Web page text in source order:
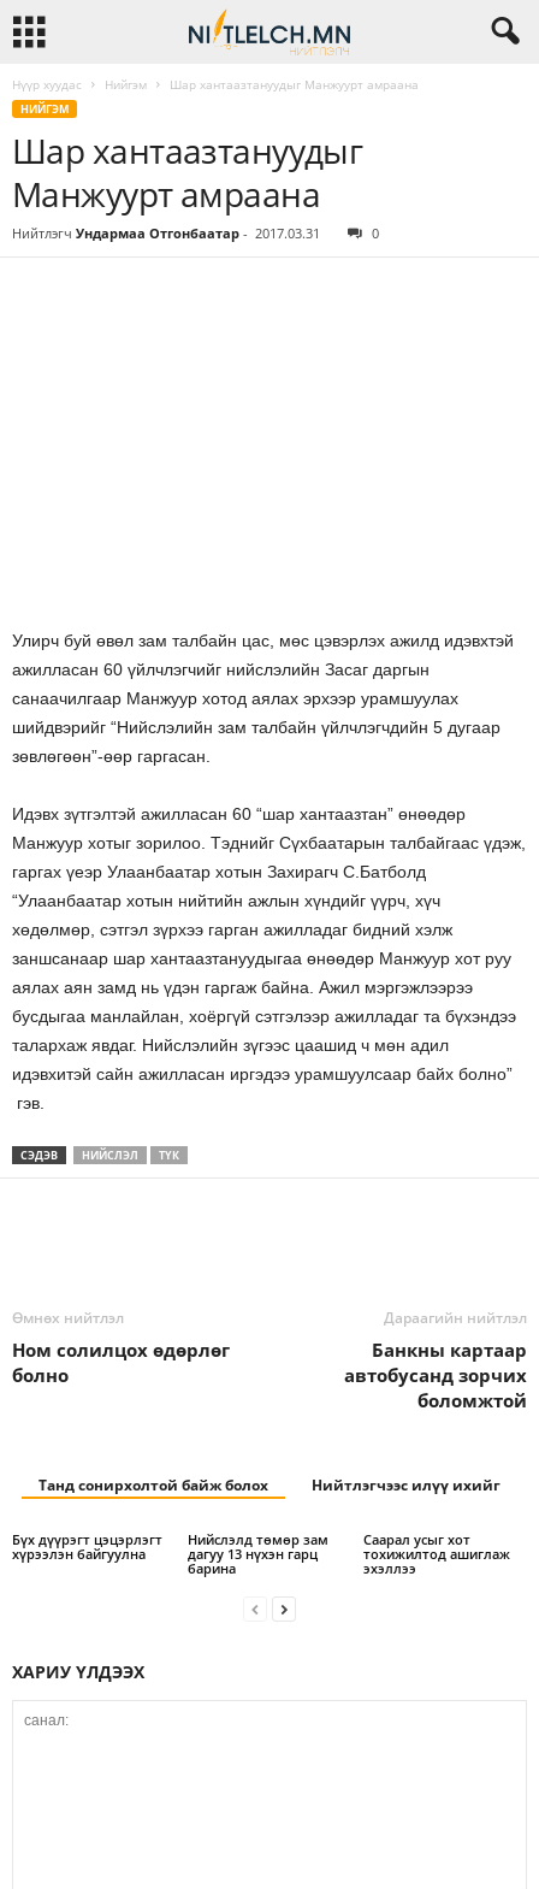
Нүүр хуудас Нийгэм Шар хантаазтануудыг Манжуурт амраана
НИЙГЭМ
Шар хантаазтануудыг
Манжуурт амраана
Нийтлэгч Ундармаа Отгонбаатар - 2017.03.31 0
Улирч буй өвөл зам талбайн цас, мөс цэвэрлэх ажилд идэвхтэй
ажилласан 60 үйлчлэгчийг нийслэлийн Засаг даргын
санаачилгаар Манжуур хотод аялах эрхээр урамшуулах
шийдвэрийг “Нийслэлийн зам талбайн үйлчлэгчдийн 5 дугаар
зөвлөгөөн”-өөр гаргасан.
Идэвх зүтгэлтэй ажилласан 60 “шар хантаазтан” өнөөдөр
Манжуур хотыг зорилоо. Тэднийг Сүхбаатарын талбайгаас үдэж,
гаргах үеэр Улаанбаатар хотын Захирагч С.Батболд
“Улаанбаатар хотын нийтийн ажлын хүндийг үүрч, хүч
хөдөлмөр, сэтгэл зүрхээ гарган ажилладаг бидний хэлж
заншсанаар шар хантаазтануудыгаа өнөөдөр Манжуур хот руу
аялах аян замд нь үдэн гаргаж байна. Ажил мэргэжлээрээ
бусдыгаа манлайлан, хоёргүй сэтгэлээр ажилладаг та бүхэндээ
талархаж явдаг. Нийслэлийн зүгээс цаашид ч мөн адил
идэвхитэй сайн ажилласан иргэдээ урамшуулсаар байх болно”
гэв.
СЭДЭВ НИЙСЛЭЛ ТҮК
Өмнөх нийтлэл
Ном солилцох өдөрлөг
болно
Дараагийн нийтлэл
Банкны картаар
автобусанд зорчих
боломжтой
Танд сонирхолтой байж болох Нийтлэгчээс илүү ихийг
Бүх дүүрэгт цэцэрлэгт
хүрээлэн байгуулна
Нийслэлд төмөр зам
дагуу 13 нүхэн гарц
барина
Саарал усыг хот
тохижилтод ашиглаж
эхэллээ
ХАРИУ ҮЛДЭЭХ